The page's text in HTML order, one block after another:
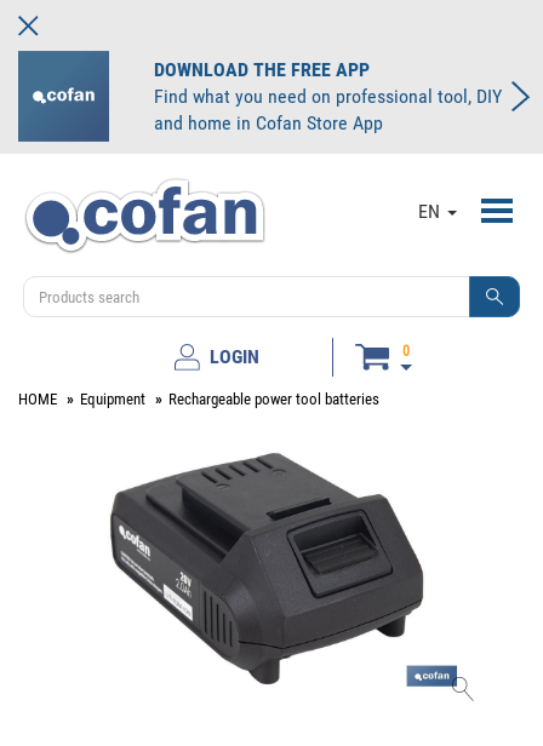
DOWNLOAD THE FREE APP
Find what you need on professional tool, DIY
and home in Cofan Store App
EN
LOGIN 0
HOME Equipment Rechargeable power tool batteries